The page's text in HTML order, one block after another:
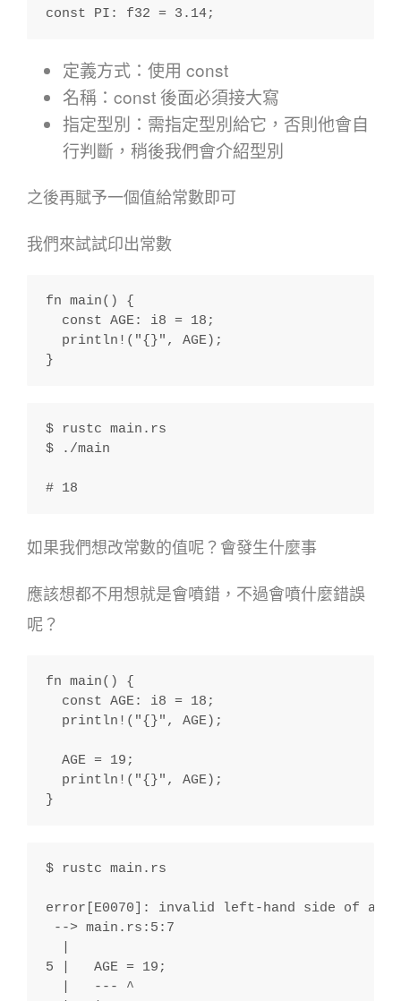
const PI: f32 = 3.14;
定義方式：使用 const
名稱：const 後面必須接大寫
指定型別：需指定型別給它，否則他會自
行判斷，稍後我們會介紹型別
之後再賦予一個值給常數即可
我們來試試印出常數
fn main() {
  const AGE: i8 = 18;
  println!("{}", AGE);
}
$ rustc main.rs
$ ./main
# 18
如果我們想改常數的值呢？會發生什麼事
應該想都不用想就是會噴錯，不過會噴什麼錯誤
呢？
fn main() {
  const AGE: i8 = 18;
  println!("{}", AGE);
  AGE = 19;
  println!("{}", AGE);
}
$ rustc main.rs
error[E0070]: invalid left-hand side of
--> main.rs:5:7
5 |   AGE = 19;
  |   --- ^